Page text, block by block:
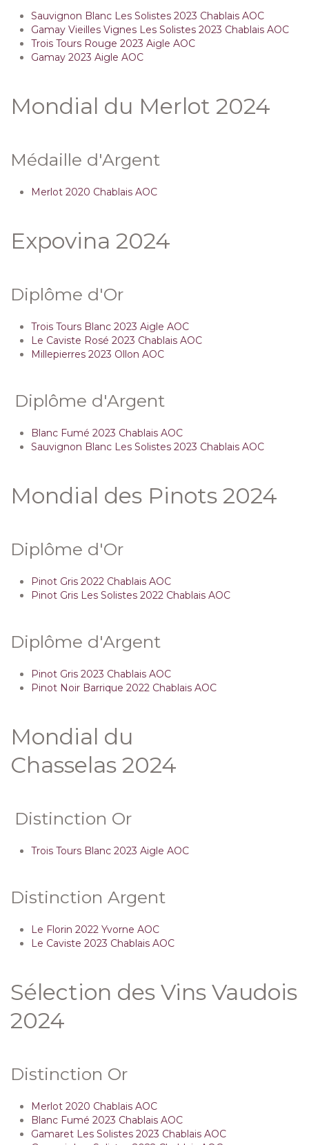
Sauvignon Blanc Les Solistes 2023 Chablais AOC
Gamay Vieilles Vignes Les Solistes 2023 Chablais AOC
Trois Tours Rouge 2023 Aigle AOC
Gamay 2023 Aigle AOC
Mondial du Merlot 2024
Médaille d'Argent
Merlot 2020 Chablais AOC
Expovina 2024
Diplôme d'Or
Trois Tours Blanc 2023 Aigle AOC
Le Caviste Rosé 2023 Chablais AOC
Millepierres 2023 Ollon AOC
Diplôme d'Argent
Blanc Fumé 2023 Chablais AOC
Sauvignon Blanc Les Solistes 2023 Chablais AOC
Mondial des Pinots 2024
Diplôme d'Or
Pinot Gris 2022 Chablais AOC
Pinot Gris Les Solistes 2022 Chablais AOC
Diplôme d'Argent
Pinot Gris 2023 Chablais AOC
Pinot Noir Barrique 2022 Chablais AOC
Mondial du
Chasselas 2024
Distinction Or
Trois Tours Blanc 2023 Aigle AOC
Distinction Argent
Le Florin 2022 Yvorne AOC
Le Caviste 2023 Chablais AOC
Sélection des Vins Vaudois
2024
Distinction Or
Merlot 2020 Chablais AOC
Blanc Fumé 2023 Chablais AOC
Gamaret Les Solistes 2023 Chablais AOC